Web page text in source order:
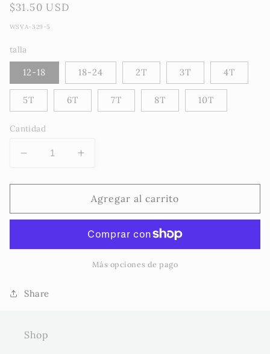
Precio
habitual
$31.50 USD
WSVA-329-5
talla
12-18 18-24 2T 3T 4T
5T 6T 7T 8T 10T
Cantidad
Reducir
para
-
18
años
Aumentar
para
VA329
-
12-
18
hasta
Agregar al carrito
Más opciones de pago
Share
Shop